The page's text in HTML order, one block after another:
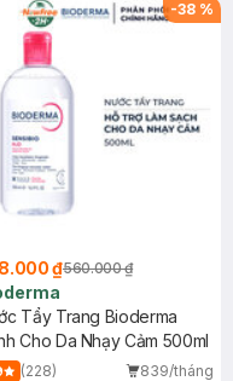
-38 %
₫560.000 ₫
Tẩy Trang Bioderma
Cho Da Nhạy Cảm 500ml
(228) 839/tháng